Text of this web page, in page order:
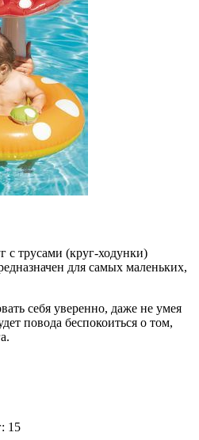
с трусами (круг-ходунки)
для самых маленьких,
себя уверенно, даже не умея
повода беспокоиться о том,
15